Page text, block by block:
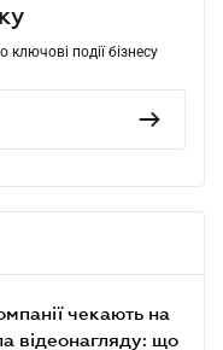
події бізнесу
чекають на
відеонагляду: що